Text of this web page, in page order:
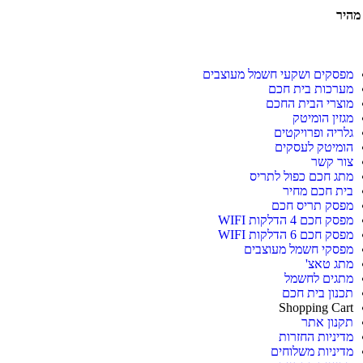
מהיר
מפסקים ושקעי חשמל מעוצבים
מערכות בית חכם
מוצרי הבית החכם
מגזין הומיטק
גלריה ופרויקטים
הומיטק לעסקים
צור קשר
מתג חכם כפול לתריס
בית חכם מחיר
מפסק תריס חכם
מפסק חכם 4 הדלקות WIFI
מפסק חכם 6 הדלקות WIFI
מפסקי חשמל מעוצבים
מתג טאצ'
מתגים לחשמל
תכנון בית חכם
Shopping Cart
תקנון אתר
מדיניות החזרות
מדיניות משלוחים